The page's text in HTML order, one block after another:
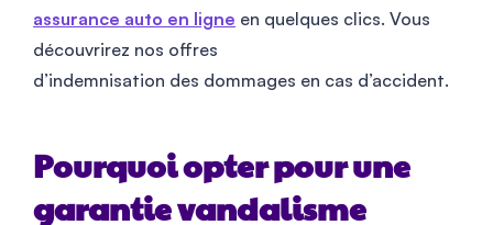
assurance auto en ligne en quelques clics. Vous
découvrirez nos offres
d’indemnisation des dommages en cas d’accident.
Pourquoi opter pour une
garantie vandalisme